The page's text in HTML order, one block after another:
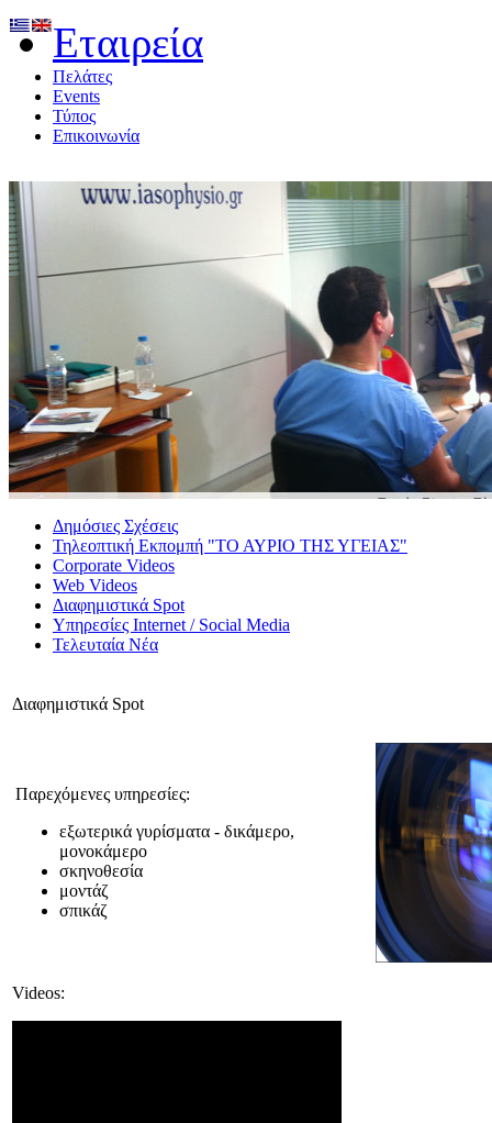
Εταιρεία
Πελάτες
Events
Τύπος
Επικοινωνία
Δημόσιες Σχέσεις
Τηλεοπτική Εκπομπή "ΤΟ ΑΥΡΙΟ ΤΗΣ ΥΓΕΙΑΣ"
Corporate Videos
Web Videos
Διαφημιστικά Spot
Υπηρεσίες Internet / Social Media
Τελευταία Νέα
Διαφημιστικά Spot
Παρεχόμενες υπηρεσίες:
εξωτερικά γυρίσματα - δικάμερο,
μονοκάμερο
σκηνοθεσία
μοντάζ
σπικάζ
Videos: